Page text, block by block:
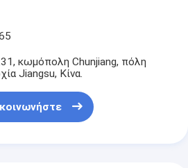
κωμόπολη Chunjiang, πόλη
Jiangsu, Κίνα.